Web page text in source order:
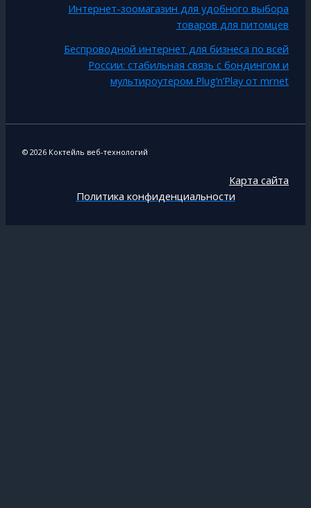
Интернет-зоомагазин для удобного выбора
товаров для питомцев
Беспроводной интернет для бизнеса по всей
России: стабильная связь с бондингом и
мультироутером Plug’n’Play от mrnet
© 2026 Коктейль веб-технологий
Карта сайта
Политика конфиденциальности